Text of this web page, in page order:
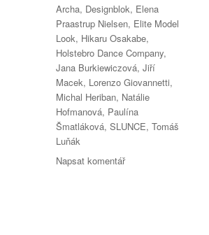
Štítky:
Archa, Designblok, Elena
Praastrup Nielsen, Elite Model
Look, Hikaru Osakabe,
Holstebro Dance Company,
Jana Burkiewiczová,Jiří
Macek, Lorenzo Giovannetti,
Michal Heriban, Natálie
Hofmanová, Paulína
Šmatláková,SLUNCE,Tomáš
Luňák
Napsat komentářpro